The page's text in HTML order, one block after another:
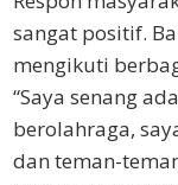
sangat positif.
mengikuti
“Saya senang
berolahraga,
dan teman-